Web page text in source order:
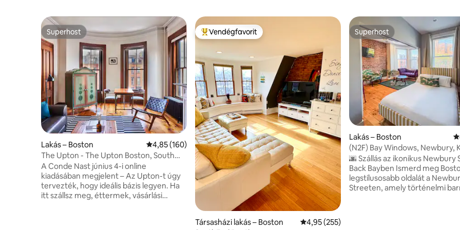
Superhost
Superhost
Lakás – Boston Átlagos értékelés: 5/4,85, 160 vélemény
4,85 (160)
The Upton - The Upton Boston, South
End
A Conde Nast június 4-i online
kiadásában megjelent – Az Upton-t úgy
tervezték, hogy ideális bázis legyen. Ha
itt szállsz meg, éttermek, vásárlási
Kiemelt vendégfavorit
Vendégfavorit
Társasházi lakás – Boston Átlagos értékelés: 5/4,95, 255 vélemény
4,95 (255)
Superhost
Superhost
Lakás – Boston
(N2F) Bay Windows, Newbury,
elhelyezkedés!
🌆 Szállás az ikonikus Newbury
Back Bayben Ismerd meg
legstílusosabb oldalát a
Streeten, amely történelmi